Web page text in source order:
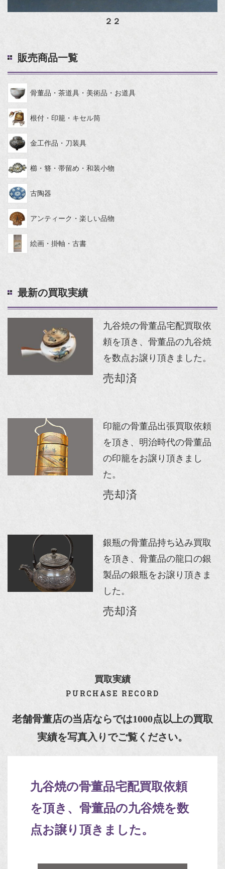
２２
販売商品一覧
骨董品・茶道具・美術品・お道具
根付・印籠・キセル筒
金工作品・刀装具
櫛・簪・帯留め・和装小物
古陶器
アンティーク・楽しい品物
絵画・掛軸・古書
最新の買取実績
九谷焼の骨董品宅配買取依
頼を頂き、骨董品の九谷焼
を数点お譲り頂きました。
売却済
印籠の骨董品出張買取依頼
を頂き、明治時代の骨董品
の印籠をお譲り頂きまし
た。
売却済
銀瓶の骨董品持ち込み買取
を頂き、骨董品の龍口の銀
製品の銀瓶をお譲り頂きま
した。
売却済
買取実績
PURCHASE RECORD
老舗骨董店の当店ならでは1000点以上の買取
実績を写真入りでご覧ください。
九谷焼の骨董品宅配買取依頼
を頂き、骨董品の九谷焼を数
点お譲り頂きました。